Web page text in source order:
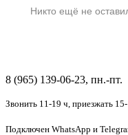
Никто ещё не
8 (965) 139-06-23, пн.-пт.
Звонить 11-19 ч, приезжать
Подключен WhatsApp и